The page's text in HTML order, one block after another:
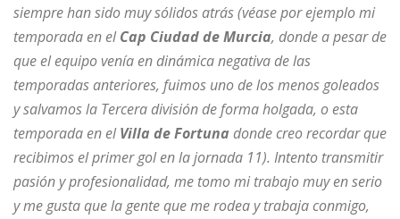
siempre han sido muy sólidos atrás (véase por ejemplo mi
temporada en elCap Ciudad de Murcia, donde a pesar de
que el equipo venía en dinámica negativa de las
temporadas anteriores, fuimos uno de los menos goleados
y salvamos la Tercera división de forma holgada, o esta
temporada en elVilla de Fortuna donde creo recordar que
recibimos el primer gol en la jornada 11). Intento transmitir
pasión y profesionalidad, me tomo mi trabajo muy en serio
y me gusta que la gente que me rodea y trabaja conmigo,